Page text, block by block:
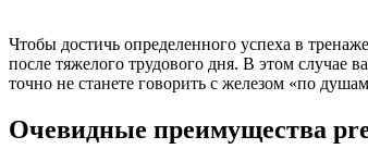
Чтобы достичь определенного успеха в
после тяжелого трудового дня. В этом
точно не станете говорить с железом «по
Очевидные преимущества